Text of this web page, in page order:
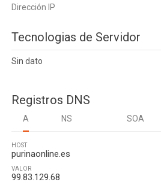
Dirección IP
Tecnologias de Servidor
Sin dato
Registros DNS
A NS SOA
HOST
purinaonline.es
VALOR
99.83.129.68